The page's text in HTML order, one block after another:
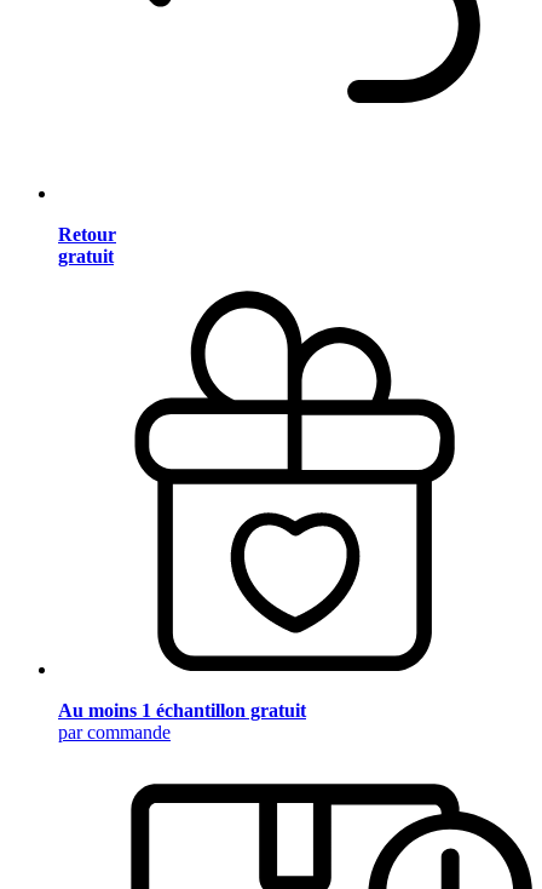
Retour
gratuit
Au moins 1 échantillon gratuit
par commande